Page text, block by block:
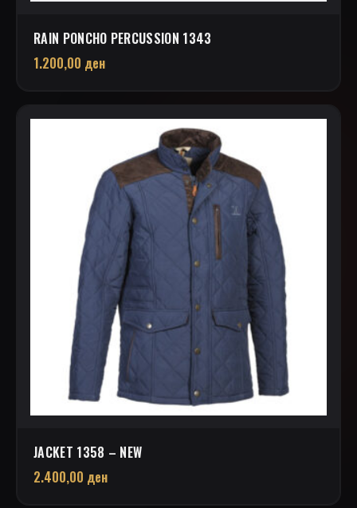
RAIN PONCHO PERCUSSION 1343
1.200,00 ден
JACKET 1358 – NEW
2.400,00 ден